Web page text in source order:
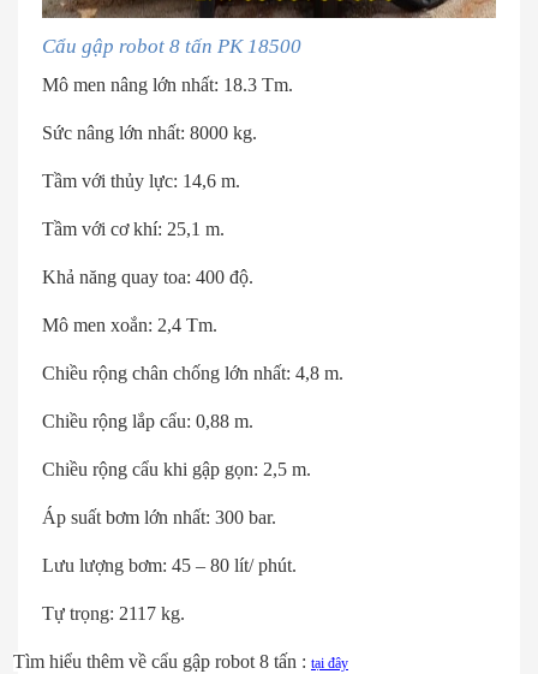
Cẩu gập robot 8 tấn PK 18500
Mô men nâng lớn nhất: 18.3 Tm.
Sức nâng lớn nhất: 8000 kg.
Tầm với thủy lực: 14,6 m.
Tầm với cơ khí: 25,1 m.
Khả năng quay toa: 400 độ.
Mô men xoắn: 2,4 Tm.
Chiều rộng chân chống lớn nhất: 4,8 m.
Chiều rộng lắp cẩu: 0,88 m.
Chiều rộng cẩu khi gập gọn: 2,5 m.
Áp suất bơm lớn nhất: 300 bar.
Lưu lượng bơm: 45 – 80 lít/ phút.
Tự trọng: 2117 kg.
Tìm hiểu thêm về cẩu gập robot 8 tấn : tại đây